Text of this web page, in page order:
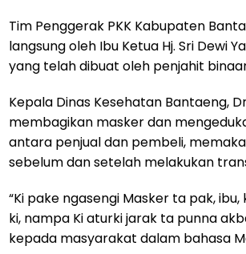
Tim Penggerak PKK Kabupaten
langsung oleh Ibu Ketua Hj. Sri Dewi
yang telah dibuat oleh penjahit
Kepala Dinas Kesehatan Bantaeng,
membagikan masker dan
antara penjual dan pembeli,
sebelum dan setelah melakukan
“Ki pake ngasengi Masker ta pak,
ki, nampa Ki aturki jarak ta punna
kepada masyarakat dalam bahasa